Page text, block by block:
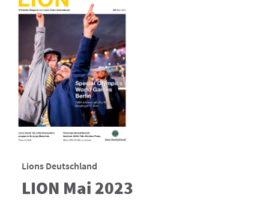
Lions Deutschland
LION Mai 2023